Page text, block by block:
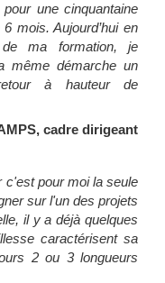
une cinquantaine
6 mois. Aujourd’hui en
de ma formation, je
même démarche un
à hauteur de
cadre dirigeant
c'est pour moi la seule
sur l'un des projets
il y a déjà quelques
caractérisent sa
2 ou 3 longueurs